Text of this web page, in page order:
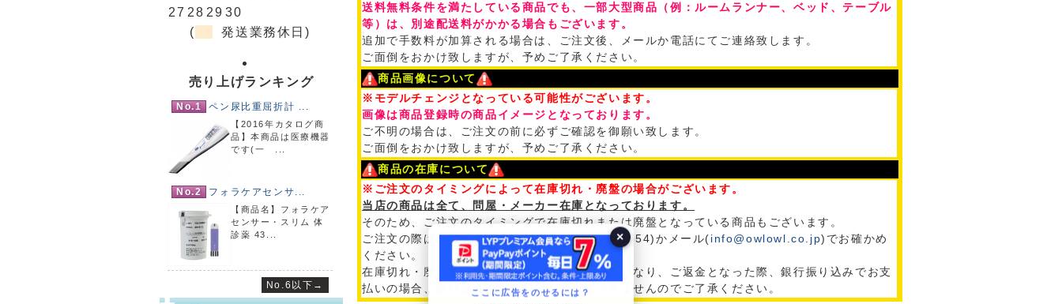
送料無料条件を満たしている商品でも、一部大型商品（例：ルームランナー、ベッド、テーブル
等）は、別途配送料がかかる場合もございます。
追加で手数料が加算される場合は、ご注文後、メールか電話にてご連絡致します。
ご面倒をおかけ致しますが、予めご了承ください。
商品画像について
※モデルチェンジとなっている可能性がございます。
画像は商品登録時の商品イメージとなっております。
ご不明の場合は、ご注文の前に必ずご確認を御願い致します。
ご面倒をおかけ致しますが、予めご了承ください。
商品の在庫について
※ご注文のタイミングによって在庫切れ・廃盤の場合がございます。
当店の商品は全て、問屋・メーカー在庫となっております。
そのため、ご注文のタイミングで在庫切れまたは廃盤となっている商品もございます。
ご注文の際は、必ず在庫状況を電話(03-5542-0554)かメール(info@owlowl.co.jp)でお確かめ
ください。
在庫切れ・廃盤のために、ご注文がキャンセルになり、ご返金となった際、銀行振り込みでお支
払いの場合、銀行振込み手数料は、ご返金できませんのでご了承ください。
27 28 29 30
(
発送業務休日)
売り上げランキング
No.1 ペン尿比重屈折計 ...
【2016年カタログ商
品】本商品は医療機器
です(一 ...
No.2 フォラケアセンサ...
【商品名】フォラケア
センサー・スリム 体
診薬 43...
No.6以下→
ここに広告をのせるには？
×